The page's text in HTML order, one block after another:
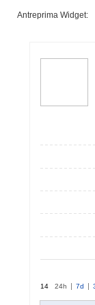
Antreprima Widget: